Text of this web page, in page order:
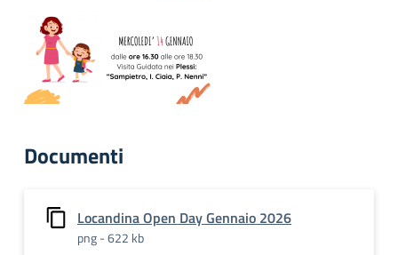
Documenti
Locandina Open Day Gennaio 2026
png - 622 kb